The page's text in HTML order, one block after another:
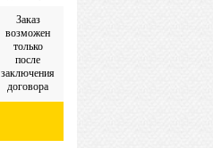
Заказ
возможен
только
после
заключения
договора